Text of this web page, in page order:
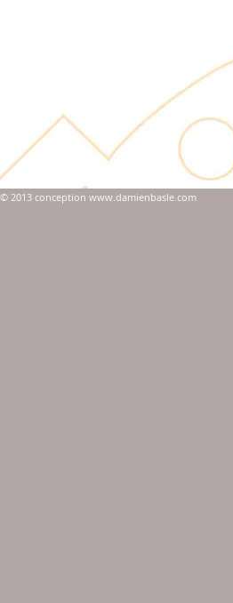
© 2013 conception www.damienbasle.com